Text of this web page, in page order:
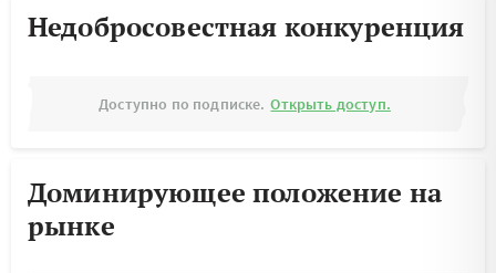
Недобросовестная конкуренция
Доступно по подписке. Открыть доступ.
Доминирующее положение на
рынке